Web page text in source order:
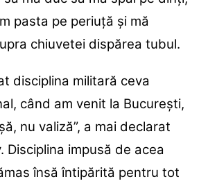
pasta pe periuţă şi mă
chiuvetei dispărea tubul.
disciplina militară ceva
când am venit la Bucureşti,
nu valiză”, a mai declarat
Disciplina impusă de acea
însă întipărită pentru tot